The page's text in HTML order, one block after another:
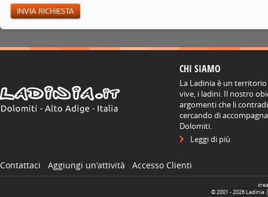
CHI SIAMO
La Ladinia è un
vive, i ladini. Il nostro
argomenti che li
cercando di
Dolomiti.
Leggi di più
Contattaci Aggiungi un'attività Accesso Clienti
© 2001 -2026 Ladinia